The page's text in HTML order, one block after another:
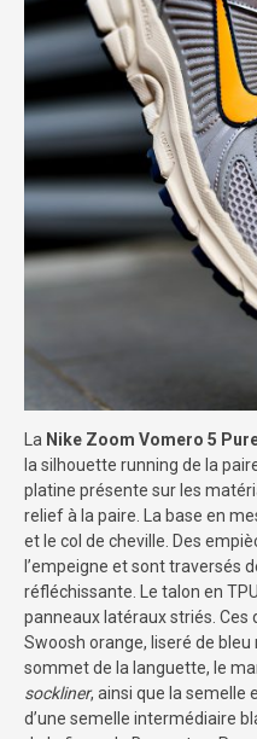
La Nike Zoom Vomero 5
la silhouette running de la
platine présente sur les
relief à la paire. La base en
et le col de cheville. Des
l’empeigne et sont traversés
réfléchissante. Le talon en
panneaux latéraux striés. Ces
Swoosh orange, liseré de bleu
sommet de la languette, le
sockliner, ainsi que la semelle
d’une semelle intermédiaire